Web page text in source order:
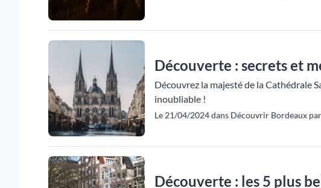
Découverte : secrets et
Découvrez la majesté de la Cathédrale
inoubliable !
Le 21/04/2024 dans Découvrir Bordeaux
Découverte : les 5 plus